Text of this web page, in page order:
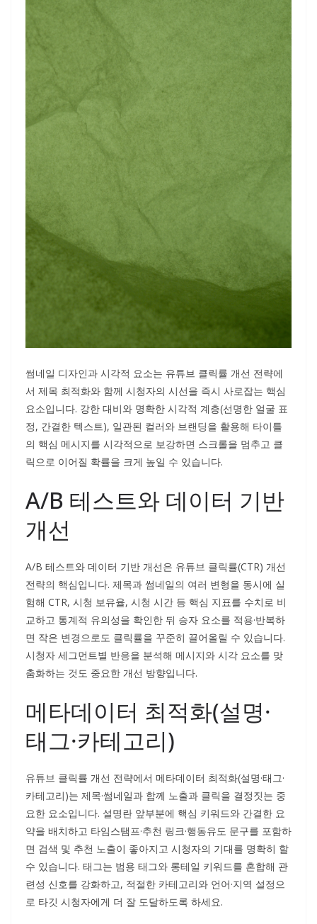
썸네일 디자인과 시각적 요소는 유튜브 클릭률 개선 전략에
서 제목 최적화와 함께 시청자의 시선을 즉시 사로잡는 핵심
요소입니다. 강한 대비와 명확한 시각적 계층(선명한 얼굴 표
정, 간결한 텍스트), 일관된 컬러와 브랜딩을 활용해 타이틀
의 핵심 메시지를 시각적으로 보강하면 스크롤을 멈추고 클
릭으로 이어질 확률을 크게 높일 수 있습니다.
A/B 테스트와 데이터 기반
개선
A/B 테스트와 데이터 기반 개선은 유튜브 클릭률(CTR) 개선
전략의 핵심입니다. 제목과 썸네일의 여러 변형을 동시에 실
험해 CTR, 시청 보유율, 시청 시간 등 핵심 지표를 수치로 비
교하고 통계적 유의성을 확인한 뒤 승자 요소를 적용·반복하
면 작은 변경으로도 클릭률을 꾸준히 끌어올릴 수 있습니다.
시청자 세그먼트별 반응을 분석해 메시지와 시각 요소를 맞
춤화하는 것도 중요한 개선 방향입니다.
메타데이터 최적화(설명·
태그·카테고리)
유튜브 클릭률 개선 전략에서 메타데이터 최적화(설명·태그·
카테고리)는 제목·썸네일과 함께 노출과 클릭을 결정짓는 중
요한 요소입니다. 설명란 앞부분에 핵심 키워드와 간결한 요
약을 배치하고 타임스탬프·추천 링크·행동유도 문구를 포함하
면 검색 및 추천 노출이 좋아지고 시청자의 기대를 명확히 할
수 있습니다. 태그는 범용 태그와 롱테일 키워드를 혼합해 관
련성 신호를 강화하고, 적절한 카테고리와 언어·지역 설정으
로 타깃 시청자에게 더 잘 도달하도록 하세요.